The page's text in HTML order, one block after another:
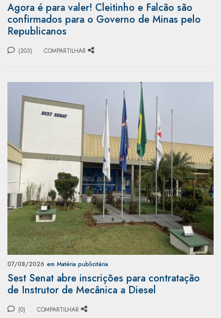
Agora é para valer! Cleitinho e Falcão são
confirmados para o Governo de Minas pelo
Republicanos
(203) COMPARTILHAR
07/08/2026 em Matéria publicitária
Sest Senat abre inscrições para contratação
de Instrutor de Mecânica a Diesel
(0) COMPARTILHAR